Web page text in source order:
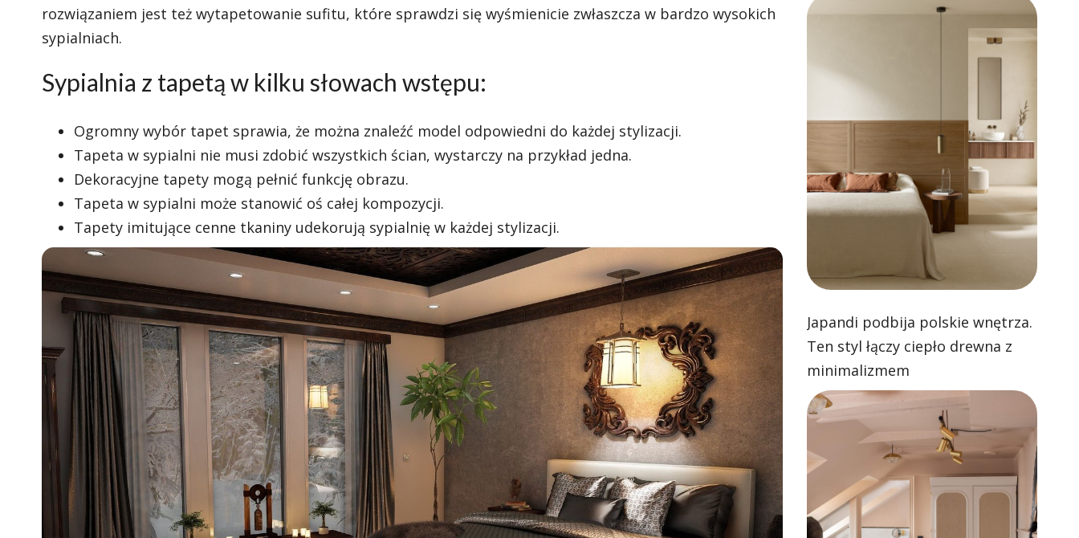
rozwiązaniem jest też wytapetowanie sufitu, które sprawdzi się wyśmienicie zwłaszcza w bardzo wysokich
sypialniach.
Sypialnia z tapetą w kilku słowach wstępu:
Ogromny wybór tapet sprawia, że można znaleźć model odpowiedni do każdej stylizacji.
Tapeta w sypialni nie musi zdobić wszystkich ścian, wystarczy na przykład jedna.
Dekoracyjne tapety mogą pełnić funkcję obrazu.
Tapeta w sypialni może stanowić oś całej kompozycji.
Tapety imitujące cenne tkaniny udekorują sypialnię w każdej stylizacji.
Japandi podbija polskie wnętrza.
Ten styl łączy ciepło drewna z
minimalizmem